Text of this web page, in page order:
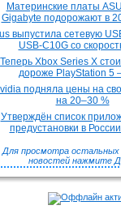
Материнские платы
Gigabyte подорожают в
выпустила сетевую
USB-C10G со
Теперь Xbox Series X
дороже PlayStation 5
подняла цены на
на 20–30 %
Утверждён список
предустановки в
Для просмотра остальных
новостей нажмите